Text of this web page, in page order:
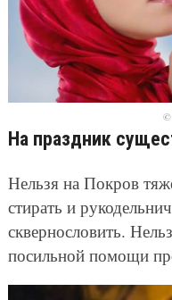
©
На праздник
Нельзя на Покров
стирать и
сквернословить.
посильной помощи